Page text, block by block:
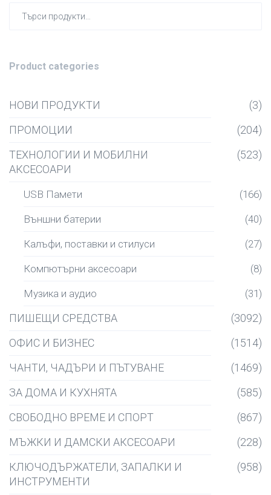
Product categories
НОВИ ПРОДУКТИ
(3)
ПРОМОЦИИ
(204)
ТЕХНОЛОГИИ И МОБИЛНИ
АКСЕСОАРИ
(523)
USB Памети (166)
Външни батерии (40)
Калъфи, поставки и стилуси (27)
Компютърни аксесоари (8)
Музика и аудио (31)
ПИШЕЩИ СРЕДСТВА
(3092)
ОФИС И БИЗНЕС
(1514)
ЧАНТИ, ЧАДЪРИ И ПЪТУВАНЕ
(1469)
ЗА ДОМА И КУХНЯТА
(585)
СВОБОДНО ВРЕМЕ И СПОРТ
(867)
МЪЖКИ И ДАМСКИ АКСЕСОАРИ
(228)
КЛЮЧОДЪРЖАТЕЛИ, ЗАПАЛКИ И
ИНСТРУМЕНТИ
(958)